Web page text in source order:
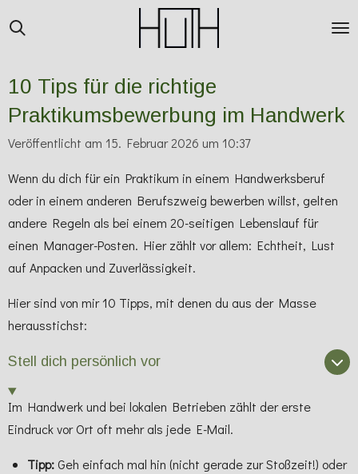
Zum
Hauptinhalt
10 Tips für die richtige
Praktikumsbewerbung im Handwerk
Veröffentlicht am 15. Februar 2026 um 10:37
Wenn du dich für ein Praktikum in einem Handwerksberuf
oder in einem anderen Berufszweig bewerben willst, gelten
andere Regeln als bei einem 20-seitigen Lebenslauf für
einen Manager-Posten. Hier zählt vor allem: Echtheit, Lust
auf Anpacken und Zuverlässigkeit.
Hier sind von mir 10 Tipps, mit denen du aus der Masse
herausstichst:
Stell dich persönlich vor
Im Handwerk und bei lokalen Betrieben zählt der erste
Eindruck vor Ort oft mehr als jede E-Mail.
Tipp:Geh einfach mal hin (nicht gerade zur Stoßzeit!) oder